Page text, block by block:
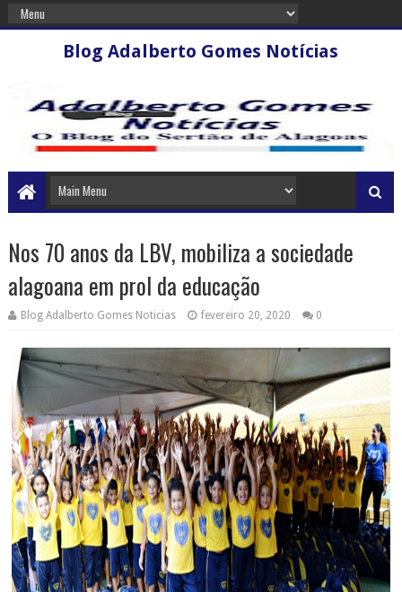
Blog Adalberto Gomes Notícias
Nos 70 anos da LBV, mobiliza a sociedade
alagoana em prol da educação
Blog Adalberto Gomes Noticias fevereiro 20, 2020 0